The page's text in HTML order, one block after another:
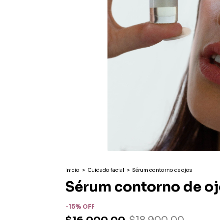
Inicio > Cuidado facial > Sérum contorno de ojos
Sérum contorno de
-15% OFF